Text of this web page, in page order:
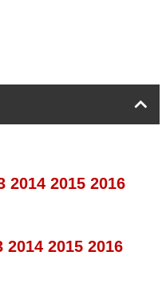
2014 2015 2016
2014 2015 2016